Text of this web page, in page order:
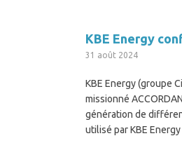
KBE Energy
31 août 2024
KBE Energy (groupe
missionné
génération de
utilisé par KBE